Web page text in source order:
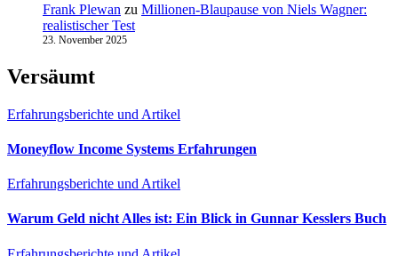
Frank Plewan zu Millionen‑Blaupause von Niels Wagner:
realistischer Test
23. November 2025
Versäumt
Erfahrungsberichte und Artikel
Moneyflow Income Systems Erfahrungen
Erfahrungsberichte und Artikel
Warum Geld nicht Alles ist: Ein Blick in Gunnar Kesslers Buch